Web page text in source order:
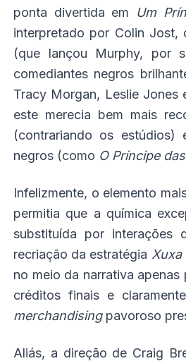
ponta divertida em Um
interpretado por Colin Jost,
(que lançou Murphy, por
comediantes negros
Tracy Morgan, Leslie Jones
este merecia bem mais
(contrariando os estúdios)
negros (como O Príncipe
Infelizmente, o elemento
permitia que a química
substituída por interações
recriação da estratégia Xuxa
no meio da narrativa
créditos finais e
merchandisingpavoroso
Aliás, a direção de Craig